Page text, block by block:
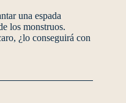
una espada
los monstruos.
¿lo conseguirá con